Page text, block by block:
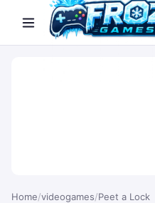
Home/videogames/Peet a Lock